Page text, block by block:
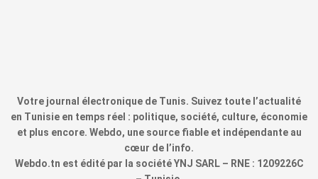
Votre journal électronique de Tunis. Suivez toute l’actualité
en Tunisie en temps réel : politique, société, culture, économie
et plus encore. Webdo, une source fiable et indépendante au
cœur de l’info.
Webdo.tn est édité par la société YNJ SARL – RNE : 1209226C